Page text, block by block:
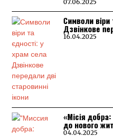
07.06.2025
Символи віри
Дзвінкове
16.04.2025
«Місія
до нового
04.04.2025